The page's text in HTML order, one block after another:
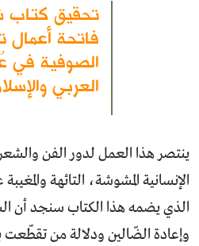
تحقيق كتاب
فاتحة أعمال
الصوفية في
العربي
ينتصر هذا العمل لدور الفن والشعر
الإنسانية المشوشة، التائهة
الذي يضمه هذا الكتاب سنجد أن
وإعادة الضّالين ودلالة من تقطّعت